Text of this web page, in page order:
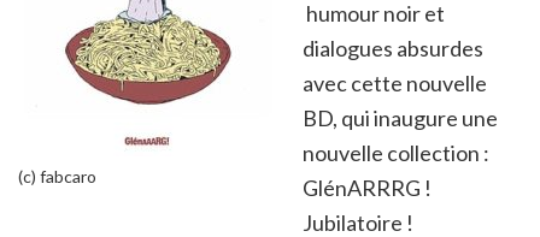
(c) fabcaro
humour noir et
dialogues absurdes
avec cette nouvelle
BD, qui inaugure une
nouvelle collection :
GlénARRRG !
Jubilatoire !